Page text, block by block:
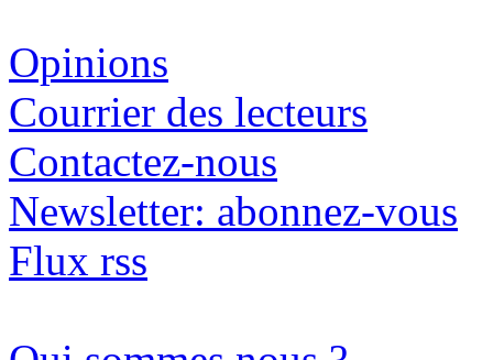
Opinions
Courrier des lecteurs
Contactez-nous
Newsletter: abonnez-vous
Flux rss